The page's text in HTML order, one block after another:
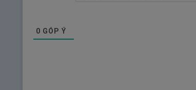
0 GÓP Ý